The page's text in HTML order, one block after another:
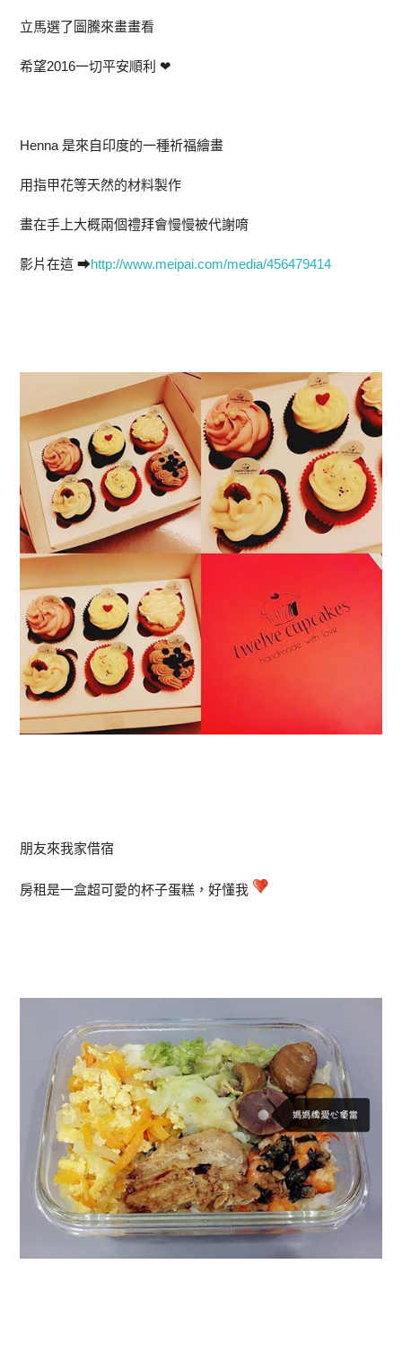
立馬選了圖騰來畫畫看
希望2016一切平安順利 ❤
Henna 是來自印度的一種祈福繪畫
用指甲花等天然的材料製作
畫在手上大概兩個禮拜會慢慢被代謝唷
影片在這 ➡http://www.meipai.com/media/456479414
朋友來我家借宿
房租是一盒超可愛的杯子蛋糕，好懂我